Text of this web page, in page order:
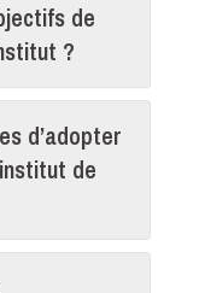
de
?
d’adopter
de